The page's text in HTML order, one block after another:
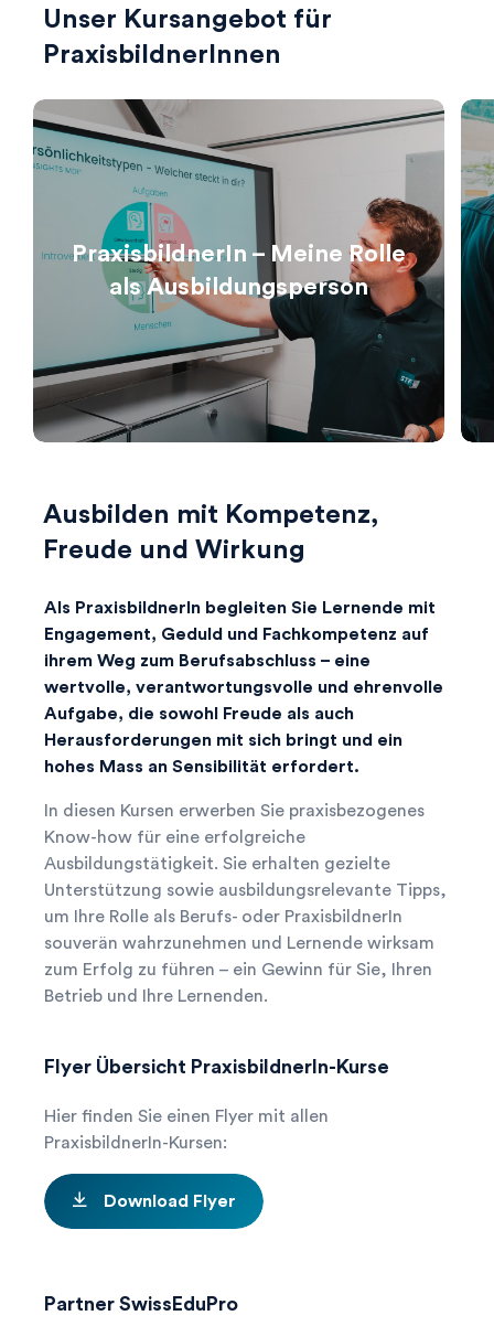
Unser Kursangebot für
PraxisbildnerInnen
PraxisbildnerIn – Meine Rolle
als Ausbildungsperson
Ausbilden mit Kompetenz,
Freude und Wirkung
Als PraxisbildnerIn begleiten Sie Lernende mit
Engagement, Geduld und Fachkompetenz auf
ihrem Weg zum Berufsabschluss – eine
wertvolle, verantwortungsvolle und ehrenvolle
Aufgabe, die sowohl Freude als auch
Herausforderungen mit sich bringt und ein
hohes Mass an Sensibilität erfordert.
In diesen Kursen erwerben Sie praxisbezogenes
Know-how für eine erfolgreiche
Ausbildungstätigkeit. Sie erhalten gezielte
Unterstützung sowie ausbildungsrelevante Tipps,
um Ihre Rolle als Berufs- oder PraxisbildnerIn
souverän wahrzunehmen und Lernende wirksam
zum Erfolg zu führen – ein Gewinn für Sie, Ihren
Betrieb und Ihre Lernenden.
Flyer Übersicht PraxisbildnerIn-Kurse
Hier finden Sie einen Flyer mit allen
PraxisbildnerIn-Kursen:
download Download Flyer
Partner SwissEduPro
search Ihre Suche...